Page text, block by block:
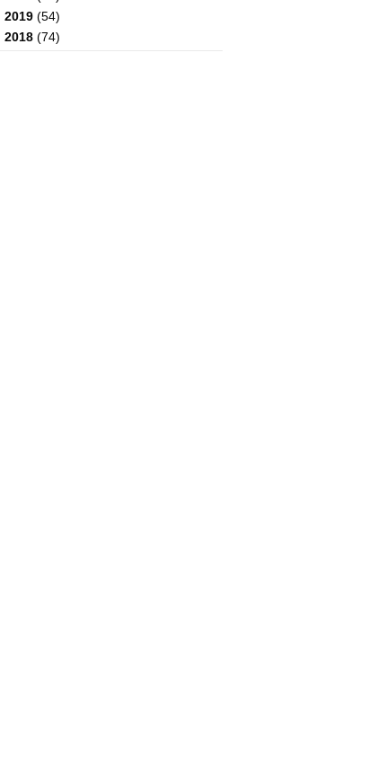
2019 (54)
2018 (74)